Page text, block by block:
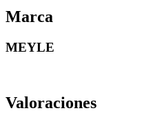
Marca
MEYLE
Valoraciones